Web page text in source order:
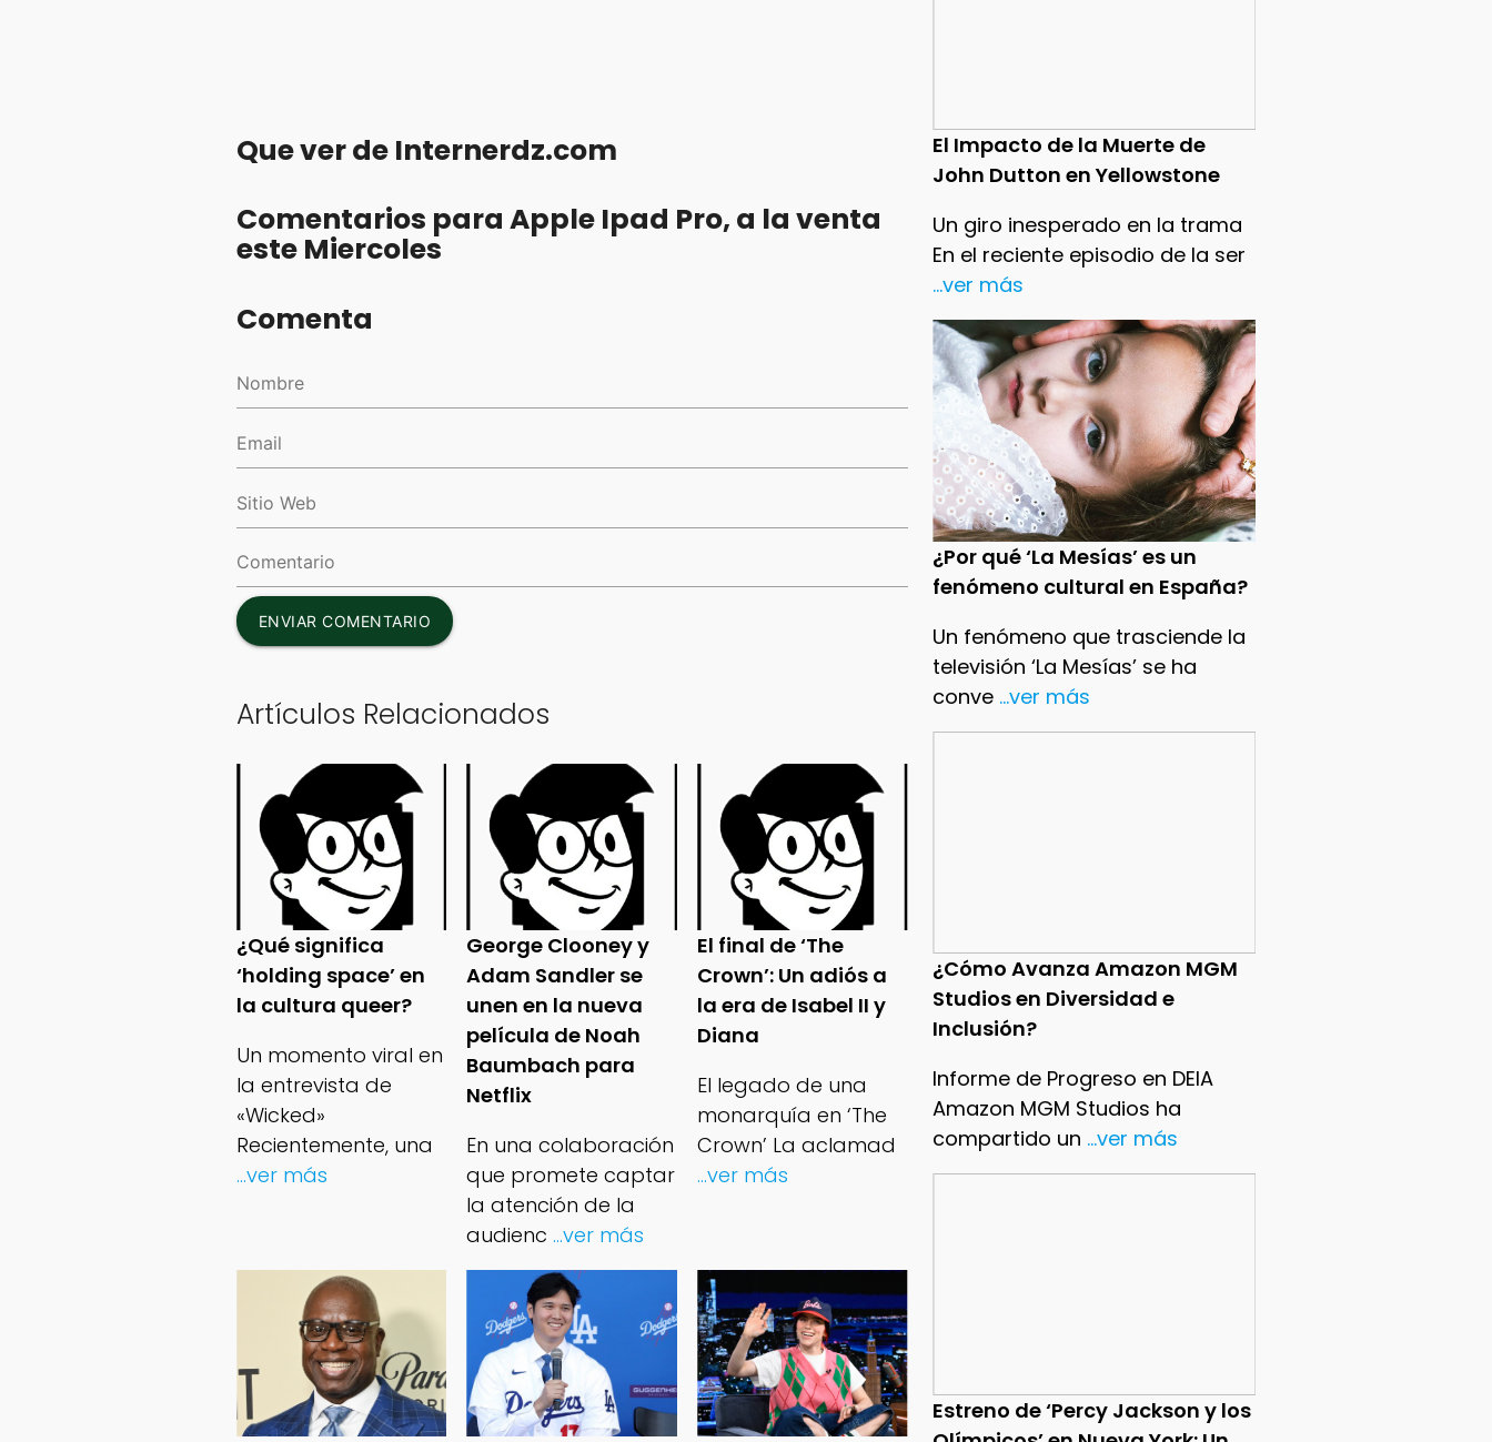
El Impacto de la Muerte de
John Dutton en Yellowstone
Un giro inesperado en la trama
En el reciente episodio de la ser
...ver más
¿Por qué ‘La Mesías’ es un
fenómeno cultural en España?
Un fenómeno que trasciende la
televisión ‘La Mesías’ se ha
conve ...ver más
¿Cómo Avanza Amazon MGM
Studios en Diversidad e
Inclusión?
Informe de Progreso en DEIA
Amazon MGM Studios ha
compartido un ...ver más
Estreno de ‘Percy Jackson y los
Que ver de Internerdz.com
Comentarios para Apple Ipad Pro, a la venta
este Miercoles
Comenta
ENVIAR COMENTARIO
Artículos Relacionados
¿Qué significa
‘holding space’ en
la cultura queer?
Un momento viral en
la entrevista de
«Wicked»
Recientemente, una
...ver más
George Clooney y
Adam Sandler se
unen en la nueva
película de Noah
Baumbach para
Netflix
En una colaboración
que promete captar
la atención de la
audienc ...ver más
El final de ‘The
Crown’: Un adiós a
la era de Isabel II y
Diana
El legado de una
monarquía en ‘The
Crown’ La aclamad
...ver más